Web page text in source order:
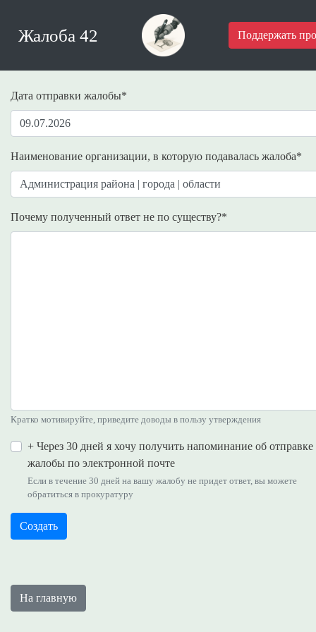
Жалоба 42 Поддержать
Дата отправки жалобы*
Наименование организации, в которую подавалась жалоба*
Почему полученный ответ не по существу?*
Кратко мотивируйте, приведите доводы в пользу утверждения
+ Через 30 дней я хочу получить напоминание об отправке
жалобы по электронной почте
Если в течение 30 дней на вашу жалобу не придет ответ, вы можете
обратиться в прокуратуру
На главную